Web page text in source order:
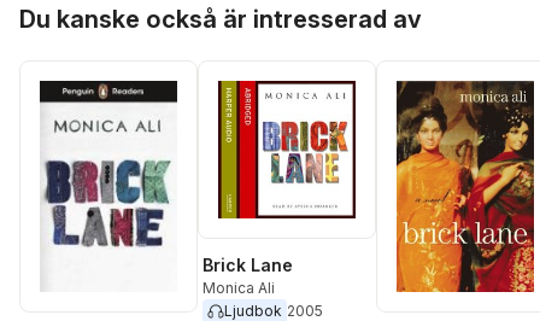
Du kanske också är intresserad av
Brick Lane
Monica Ali
Ljudbok 2005